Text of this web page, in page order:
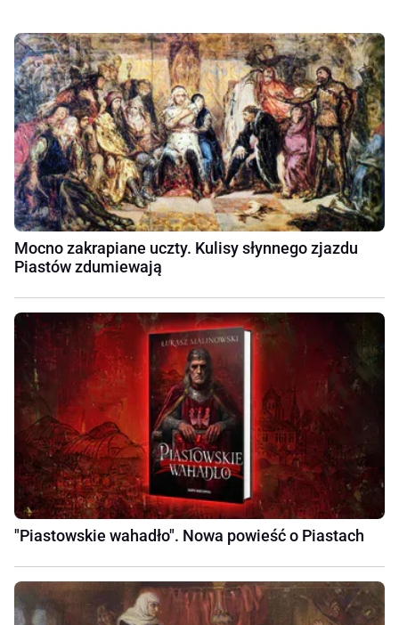
Mocno zakrapiane uczty. Kulisy słynnego zjazdu
Piastów zdumiewają
"Piastowskie wahadło". Nowa powieść o Piastach